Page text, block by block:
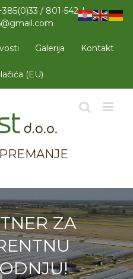
/ 801-542 |
Galerija Kontakt
(EU)
ZA